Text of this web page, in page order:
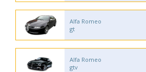
Alfa Romeo
gt
Alfa Romeo
gtv